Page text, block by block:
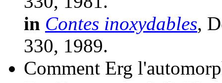
in Contes inoxydables,
330, 1989.
Comment Erg